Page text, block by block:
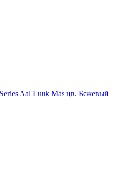
Aal Luuk Mas цв. Бежевый